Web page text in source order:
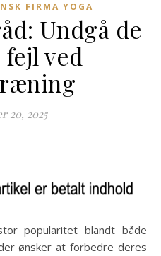
FIRMA YOGA
Undgå de
ved
20, 2025
ønsker at forbedre deres